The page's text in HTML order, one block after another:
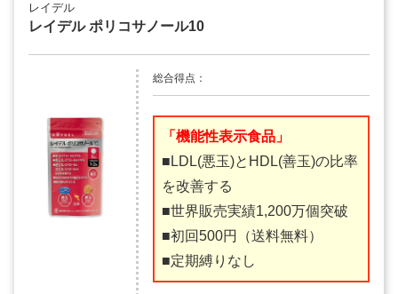
レイデル
レイデル ポリコサノール10
総合得点：
「機能性表示食品」
■LDL(悪玉)とHDL(善玉)の比率
を改善する
■世界販売実績1,200万個突破
■初回500円（送料無料）
■定期縛りなし